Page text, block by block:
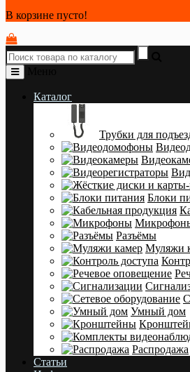
В корзине пусто!
Каталог
Трубки для
Блоки
Разъёмы
Муляжи
Умный дом
Распродажа
Статьи